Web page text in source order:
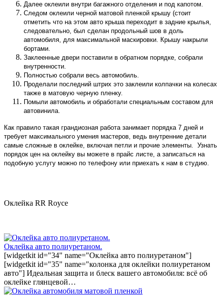
Далее оклеили внутри багажного отделения и под капотом.
Следом оклеили черной матовой пленкой крышу (стоит
отметить что на этом авто крыша переходит в задние крылья,
следовательно, был сделан продольный шов в доль
автомобиля, для максимальной маскировки. Крышу накрыли
бортами.
Заклеенные двери поставили в обратном порядке, собрали
внутренности.
Полностью собрали весь автомобиль.
Проделали последний штрих это заклеили колпачки на колесах
также в матовую черную пленку.
Помыли автомобиль и обработали специальным составом для
автовинила.
Как правило такая грандиозная работа занимает порядка 7 дней и
требует максимального умения мастеров, ведь внутренние детали
самые сложные в оклейке, включая петли и прочие элементы. Узнать
порядок цен на оклейку вы можете в прайс листе, а записаться на
подобную услугу можно по телефону или приехать к нам в студию.
Оклейка RR Royce
Оклейка авто полиуретаном.
[widgetkit id="34" name="Оклейка авто полиуретаном"]
[widgetkit id="35" name="колонка для оклейки полиуретаном
авто"] Идеальная защита и блеск вашего автомобиля: всё об
оклейке глянцевой…